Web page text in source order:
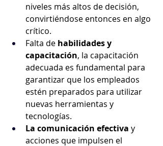
niveles más altos de decisión,
convirtiéndose entonces en algo
crítico.
Falta de habilidades y
capacitación, la capacitación
adecuada es fundamental para
garantizar que los empleados
estén preparados para utilizar
nuevas herramientas y
tecnologías.
La comunicación efectiva y
acciones que impulsen el